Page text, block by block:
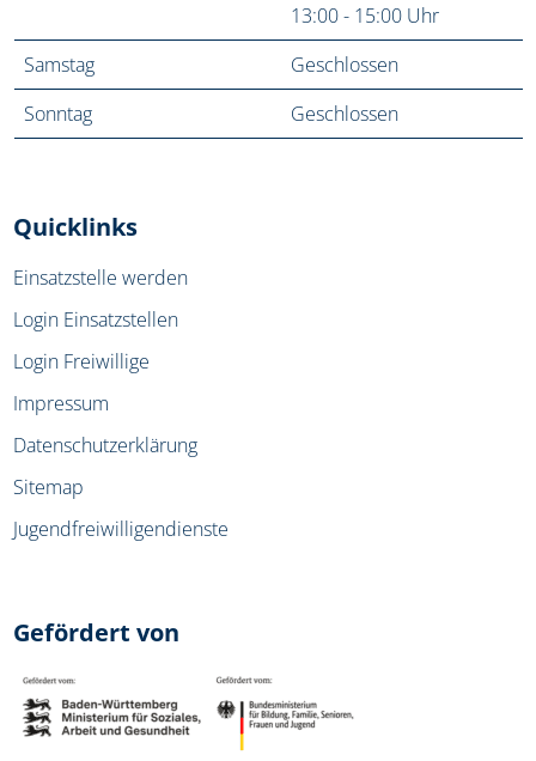
13:00 - 15:00 Uhr
Samstag
Geschlossen
Sonntag
Geschlossen
Quicklinks
Einsatzstelle werden
Login Einsatzstellen
Login Freiwillige
Impressum
Datenschutzerklärung
Sitemap
Jugendfreiwilligendienste
Gefördert von